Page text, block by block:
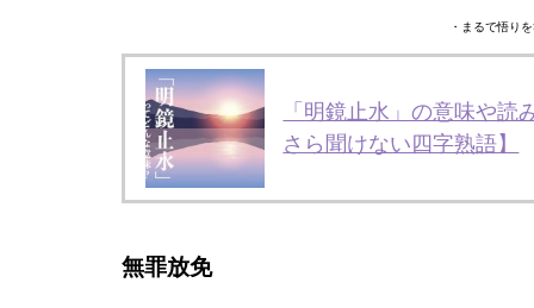
・まるで悟り
「明鏡止水」の意味や
さら聞けない四字熟語】
無罪放免